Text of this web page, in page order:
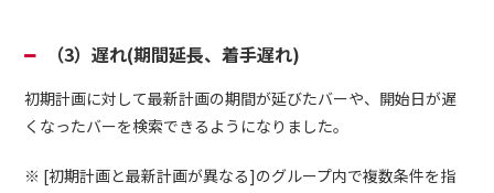
（3）遅れ(期間延長、着手遅れ)
初期計画に対して最新計画の期間が延びたバーや、開始日が遅
くなったバーを検索できるようになりました。
※ [初期計画と最新計画が異なる]のグループ内で複数条件を指